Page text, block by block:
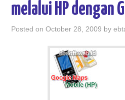
melalui HP dengan
Posted onOctober 28, 2009 by